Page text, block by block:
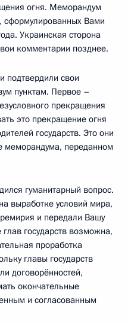
огня. Меморандум
сформулированных Вами
Украинская сторона
комментарии позднее.
подтвердили свои
пунктам. Первое –
прекращения
это прекращение огня
государств. Это они
меморандума, переданном
гуманитарный вопрос.
выработке условий мира,
и передали Вашу
государств возможна,
проработка
главы государств
договорённостей,
окончательные
и согласованным